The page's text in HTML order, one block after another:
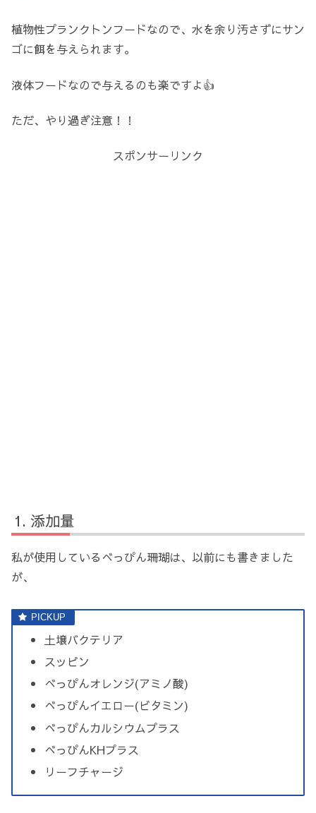
植物性プランクトンフードなので、水を余り汚さずにサン
ゴに餌を与えられます。
液体フードなので与えるのも楽ですよ👍
ただ、やり過ぎ注意！！
スポンサーリンク
添加量
私が使用しているべっぴん珊瑚は、以前にも書きました
が、
土壌バクテリア
スッピン
べっぴんオレンジ(アミノ酸)
べっぴんイエロー(ビタミン)
べっぴんカルシウムプラス
べっぴんKHプラス
リーフチャージ